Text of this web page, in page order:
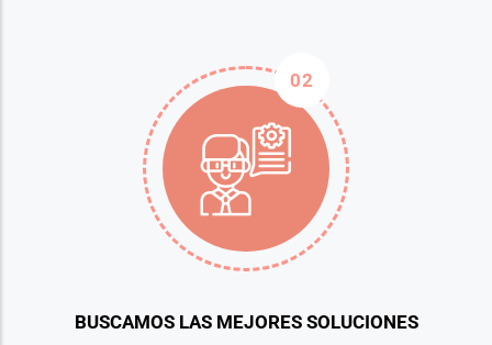
02
BUSCAMOS LAS MEJORES SOLUCIONES